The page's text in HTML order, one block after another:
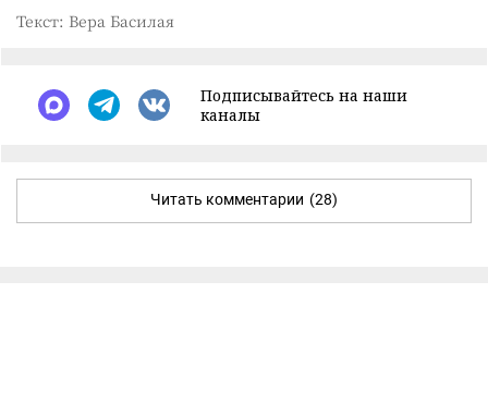
Текст: Вера Басилая
Подписывайтесь на наши
каналы
Читать комментарии (28)